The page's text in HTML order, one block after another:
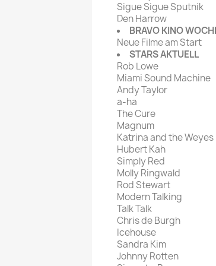
Sigue Sigue Sputnik
Den Harrow
BRAVO KINO
Neue Filme am Start
STARS AKTUELL
Rob Lowe
Miami Sound Machine
Andy Taylor
a-ha
The Cure
Magnum
Katrina and the Weyes
Hubert Kah
Simply Red
Molly Ringwald
Rod Stewart
Modern Talking
Talk Talk
Chris de Burgh
Icehouse
Sandra Kim
Johnny Rotten